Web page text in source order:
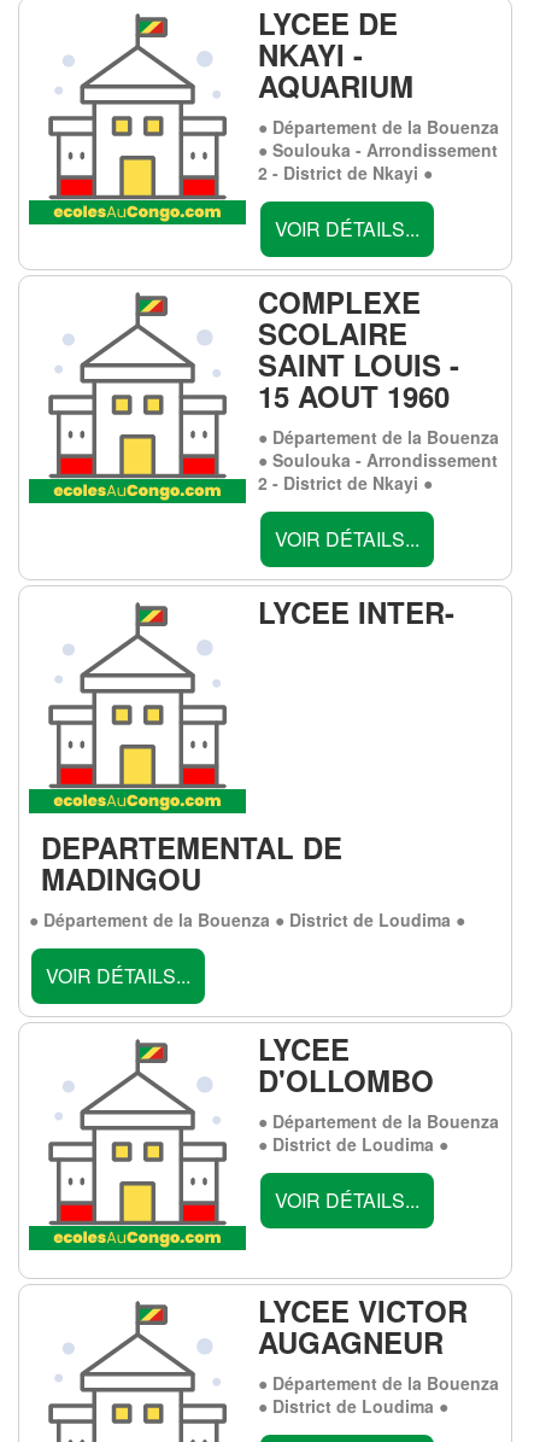
LYCEE DE
NKAYI -
AQUARIUM
● Département de la Bouenza
● Soulouka - Arrondissement
2 - District de Nkayi ●
VOIR DÉTAILS...
COMPLEXE
SCOLAIRE
SAINT LOUIS -
15 AOUT 1960
● Département de la Bouenza
● Soulouka - Arrondissement
2 - District de Nkayi ●
VOIR DÉTAILS...
LYCEE INTER-
DEPARTEMENTAL DE
MADINGOU
● Département de la Bouenza ● District de Loudima ●
VOIR DÉTAILS...
LYCEE
D'OLLOMBO
● Département de la Bouenza
● District de Loudima ●
VOIR DÉTAILS...
LYCEE VICTOR
AUGAGNEUR
● Département de la Bouenza
● District de Loudima ●